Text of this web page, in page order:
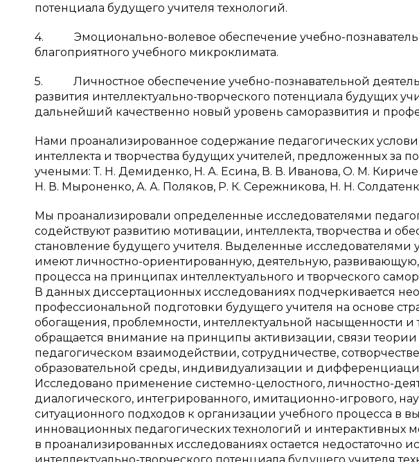
потенциала будущего учителя технологий.
4. Эмоционально-волевое обеспечение учебно-
благоприятного учебного микроклимата.
5. Личностное обеспечение учебно-познавательной
развития интеллектуально-творческого потенциала будущих
дальнейший качественно новый уровень саморазвития и
Нами проанализированное содержание педагогических
интеллекта и творчества будущих учителей, предложенных за
учеными: Т. Н. Демиденко, Н. А. Есина, В. В. Иванова, О. М.
Н. В. Мыроненко, А. А. Поляков, Р. К. Сережникова, Н. Н.
Мы проанализировали определенные исследователями
содействуют развитию мотивации, интеллекта, творчества и
становление будущего учителя. Выделенные исследователями
имеют личностно-ориентированную, деятельную,
процесса на принципах интеллектуального и творческого
В данных диссертационных исследованиях подчеркивается
профессиональной подготовки будущего учителя на основе
обогащения, проблемности, интеллектуальной насыщенности и
обращается внимание на принципы активизации, связи теории
педагогическом взаимодействии, сотрудничестве,
образовательной среды, индивидуализации и
Исследовано применение системно-целостного, личностно-
диалогического, интегрированного, имитационно-игрового,
ситуационного подходов к организации учебного процесса
инновационных педагогических технологий и интерактивных
в проанализированных исследованиях остается недостаточно